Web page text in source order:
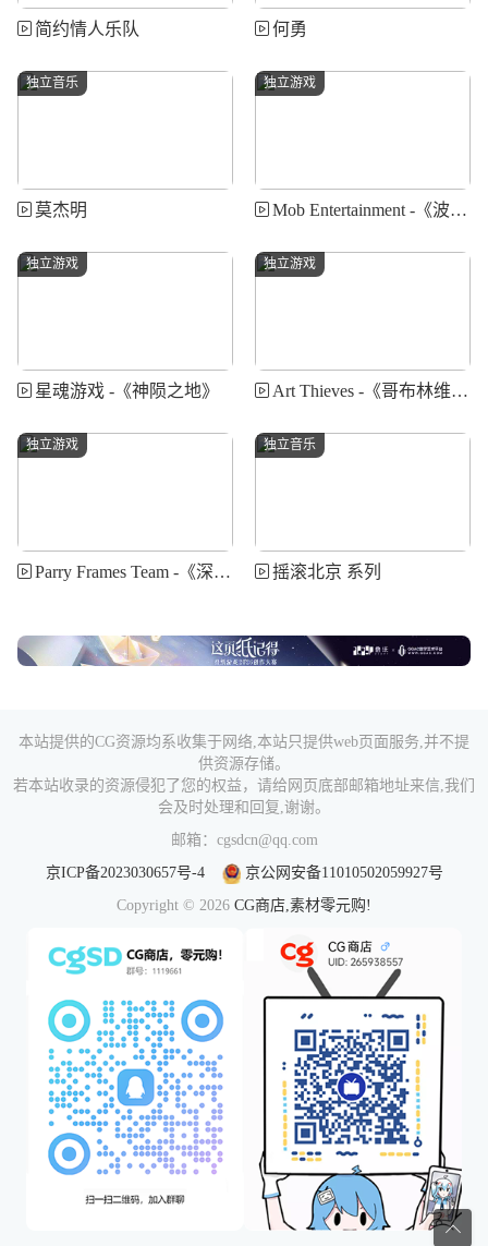
简约情人乐队 何勇
独立音乐
莫杰明
独立游戏
Mob Entertainment -《波比的游戏时光》系列
独立游戏
星魂游戏 -《神陨之地》
独立游戏
Art Thieves -《哥布林维克》
独立游戏
Parry Frames Team -《深红誓言》
独立音乐
摇滚北京 系列
本站提供的CG资源均系收集于网络,本站只提供web页面服务,并不提
供资源存储。
若本站收录的资源侵犯了您的权益，请给网页底部邮箱地址来信,我们
会及时处理和回复,谢谢。
邮箱：cgsdcn@qq.com
京ICP备2023030657号-4
京公网安备11010502059927号
Copyright © 2026 CG商店,素材零元购!
